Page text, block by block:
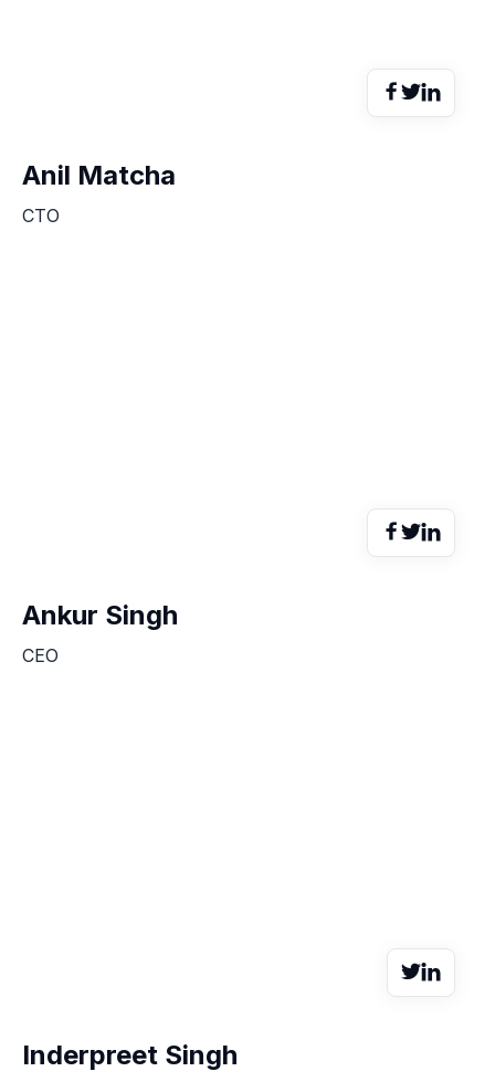
 
Anil Matcha
CTO
 
Ankur Singh
CEO

Inderpreet Singh